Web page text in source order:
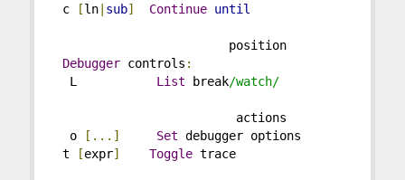
c
[ln| sub] Continue until
position
Debugger controls :
L List break/watch/
actions
o
[...] Set debugger options
t
[expr] Toggle trace